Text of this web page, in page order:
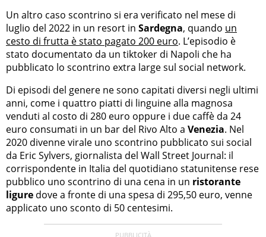
Un altro caso scontrino si era verificato nel mese di
luglio del 2022 in un resort in Sardegna, quando un
cesto di frutta è stato pagato 200 euro. L’episodio è
stato documentato da un tiktoker di Napoli che ha
pubblicato lo scontrino extra large sul social network.
Di episodi del genere ne sono capitati diversi negli ultimi
anni, come i quattro piatti di linguine alla magnosa
venduti al costo di 280 euro oppure i due caffè da 24
euro consumati in un bar del Rivo Alto a Venezia. Nel
2020 divenne virale uno scontrino pubblicato sui social
da Eric Sylvers, giornalista del Wall Street Journal: il
corrispondente in Italia del quotidiano statunitense rese
pubblico uno scontrino di una cena in un ristorante
ligure dove a fronte di una spesa di 295,50 euro, venne
applicato uno sconto di 50 centesimi.